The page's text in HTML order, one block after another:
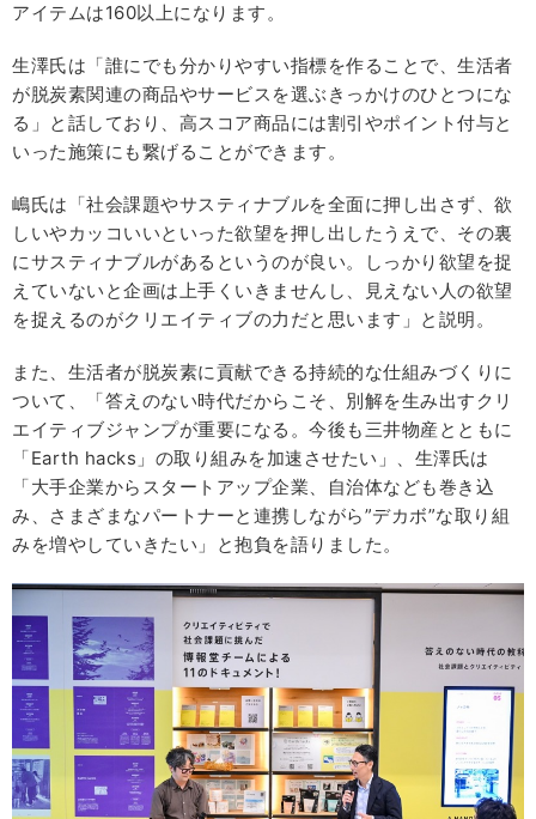
アイテムは160以上になります。
生澤氏は「誰にでも分かりやすい指標を作ることで、生活者
が脱炭素関連の商品やサービスを選ぶきっかけのひとつにな
る」と話しており、高スコア商品には割引やポイント付与と
いった施策にも繋げることができます。
嶋氏は「社会課題やサスティナブルを全面に押し出さず、欲
しいやカッコいいといった欲望を押し出したうえで、その裏
にサスティナブルがあるというのが良い。しっかり欲望を捉
えていないと企画は上手くいきませんし、見えない人の欲望
を捉えるのがクリエイティブの力だと思います」と説明。
また、生活者が脱炭素に貢献できる持続的な仕組みづくりに
ついて、「答えのない時代だからこそ、別解を生み出すクリ
エイティブジャンプが重要になる。今後も三井物産とともに
「Earth hacks」の取り組みを加速させたい」、生澤氏は
「大手企業からスタートアップ企業、自治体なども巻き込
み、さまざまなパートナーと連携しながら”デカボ”な取り組
みを増やしていきたい」と抱負を語りました。